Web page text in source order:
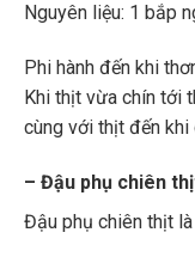
Nguyên liệu: 1 bắp
Phi hành đến khi
Khi thịt vừa chín tới
cùng với thịt đến khi
– Đậu phụ chiên
Đậu phụ chiên thịt